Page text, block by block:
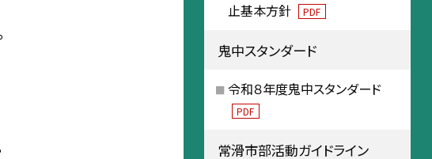
止基本方針
PDF
鬼中スタンダード
令和８年度鬼中スタンダード
PDF
常滑市部活動ガイドライン